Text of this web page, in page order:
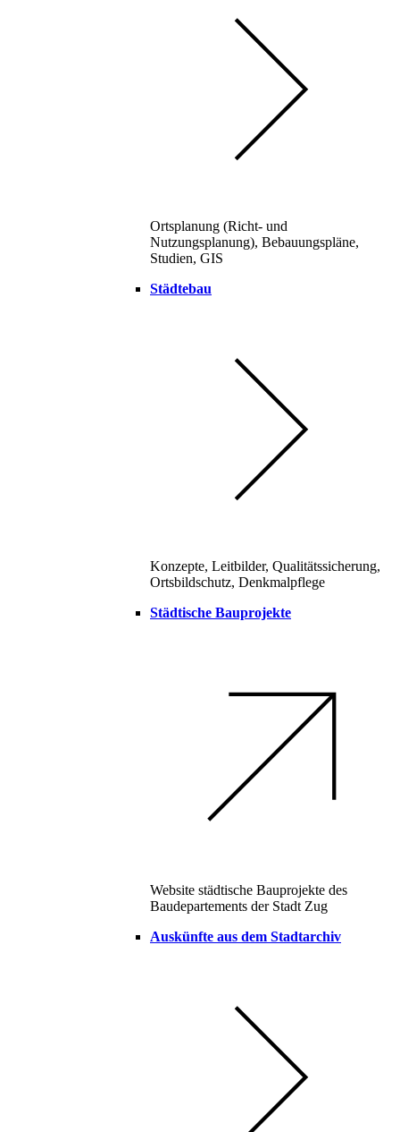
Ortsplanung (Richt- und
Nutzungsplanung), Bebauungspläne,
Studien, GIS
Städtebau
Konzepte, Leitbilder, Qualitätssicherung,
Ortsbildschutz, Denkmalpflege
Städtische Bauprojekte
Website städtische Bauprojekte des
Baudepartements der Stadt Zug
Auskünfte aus dem Stadtarchiv